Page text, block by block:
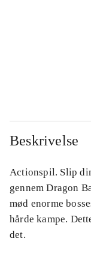
Beskrivelse
Actionspil. Slip
gennem Dragon
mød enorme
hårde kampe.
det.